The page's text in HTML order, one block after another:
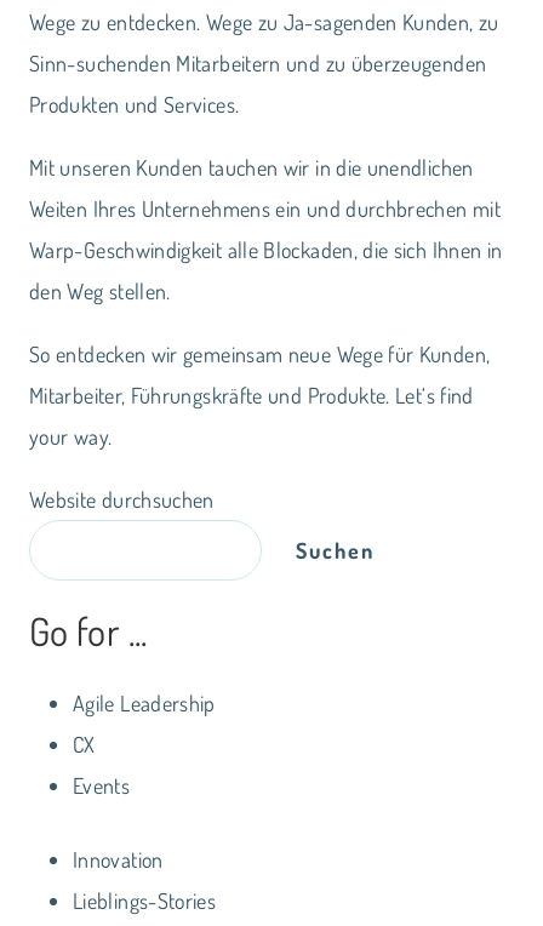
Wege zu entdecken. Wege zu Ja-sagenden Kunden, zu
Sinn-suchenden Mitarbeitern und zu überzeugenden
Produkten und Services.
Mit unseren Kunden tauchen wir in die unendlichen
Weiten Ihres Unternehmens ein und durchbrechen mit
Warp-Geschwindigkeit alle Blockaden, die sich Ihnen in
den Weg stellen.
So entdecken wir gemeinsam neue Wege für Kunden,
Mitarbeiter, Führungskräfte und Produkte. Let‘s find
your way.
Website durchsuchen
Suchen
Go for ...
Agile Leadership
CX
Events
Innovation
Lieblings-Stories